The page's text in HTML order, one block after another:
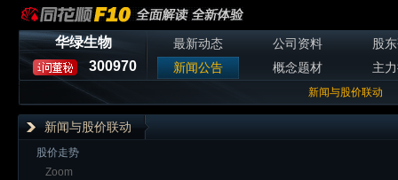
华绿生物
300970
最新动态 公司资料
股
新闻公告
概念题材 主
新闻与股价联动
新闻与股价联动
股价走势
Zoom